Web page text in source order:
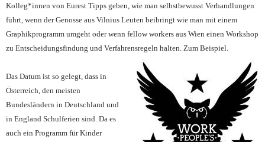
Kolleg*innen von Eurest Tipps geben, wie man selbstbewusst Verhandlungen
führt, wenn der Genosse aus Vilnius Leuten beibringt wie man mit einem
Graphikprogramm umgeht oder wenn fellow workers aus Wien einen Workshop
zu Entscheidungsfindung und Verfahrensregeln halten. Zum Beispiel.
Das Datum ist so gelegt, dass in
Österreich, den meisten
Bundesländern in Deutschland und
in England Schulferien sind. Da es
auch ein Programm für Kinder